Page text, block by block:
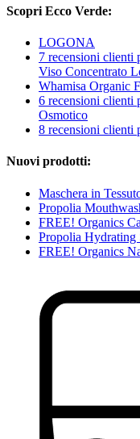
Scopri Ecco Verde:
LOGONA
7 recensioni clienti
Viso Concentrato
Whamisa Organic
6 recensioni clienti
Osmotico
8 recensioni clienti
Nuovi prodotti:
Maschera in
Propolia
FREE! Organics
Propolia Hydrating
FREE! Organics